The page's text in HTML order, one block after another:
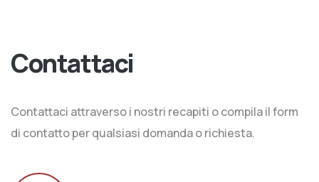
Contattaci
Contattaci attraverso i nostri recapiti o compila il form
di contatto per qualsiasi domanda o richiesta.